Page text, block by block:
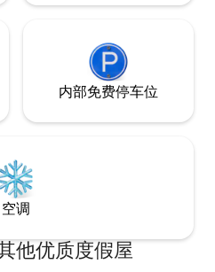
从Piazza
Savio
愉快的替代
湖的航行船
诺方向行
到达目的
最便宜的汽
2公里，距
离卢加诺（
共交通工具
每小时从
， COMO
Matteotti
内部免费停车位
空调
他优质度假屋